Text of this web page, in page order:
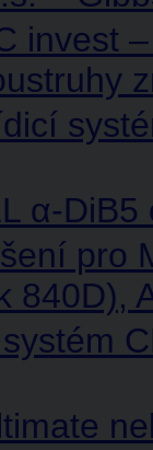
invest
α-
pro
840D),